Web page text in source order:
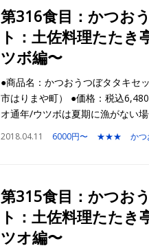
第316食目：かつお
ト：土佐料理たたき
ツボ編〜
●商品名：かつおうつぼタタキセ
市はりまや町） ●価格：税込
オ通年/ウツボは夏期に漁がない
2018.04.11 6000円〜 ★★★ かつ
第315食目：かつお
ト：土佐料理たたき
ツオ編〜